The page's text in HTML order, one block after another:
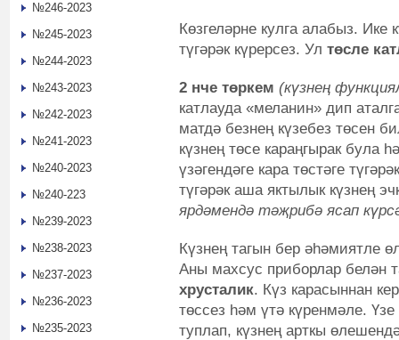
Көзгеләрне кулга алабыз. Ике
түгәрәк күрерсез. Ул төсле
2 нче төркем (күзнең
катлауда «меланин» дип
матдә безнең күзебез төсен
күзнең төсе караңгырак була
үзәгендәге кара төстәге
түгәрәк аша яктылык күзнең
ярдәмендә тәҗрибә ясап
Күзнең тагын бер әһәмиятле
Аны махсус приборлар белән
хрусталик. Күз карасыннан
төссез һәм үтә күренмәле.
туплап, күзнең арткы
№246-2023
№245-2023
№244-2023
№243-2023
№242-2023
№241-2023
№240-2023
№240-223
№239-2023
№238-2023
№237-2023
№236-2023
№235-2023